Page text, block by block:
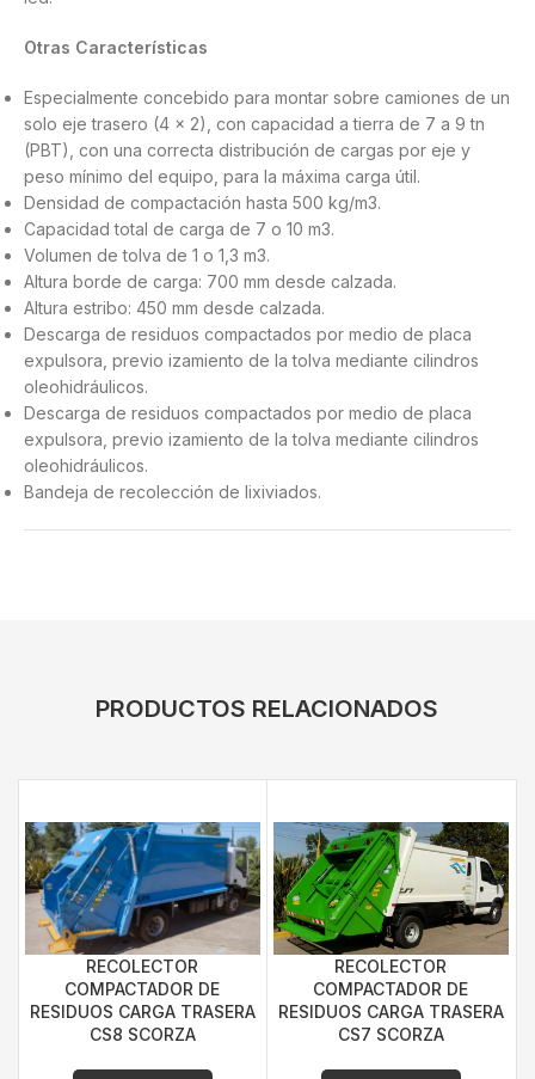
Otras Características
Especialmente concebido para montar sobre camiones de un
solo eje trasero (4 x 2), con capacidad a tierra de 7 a 9 tn
(PBT), con una correcta distribución de cargas por eje y
peso mínimo del equipo, para la máxima carga útil.
Densidad de compactación hasta 500 kg/m3.
Capacidad total de carga de 7 o 10 m3.
Volumen de tolva de 1 o 1,3 m3.
Altura borde de carga: 700 mm desde calzada.
Altura estribo: 450 mm desde calzada.
Descarga de residuos compactados por medio de placa
expulsora, previo izamiento de la tolva mediante cilindros
oleohidráulicos.
Descarga de residuos compactados por medio de placa
expulsora, previo izamiento de la tolva mediante cilindros
oleohidráulicos.
Bandeja de recolección de lixiviados.
PRODUCTOS RELACIONADOS
RECOLECTOR
COMPACTADOR DE
RESIDUOS CARGA TRASERA
CS8 SCORZA
RECOLECTOR
COMPACTADOR DE
RESIDUOS CARGA TRASERA
CS7 SCORZA